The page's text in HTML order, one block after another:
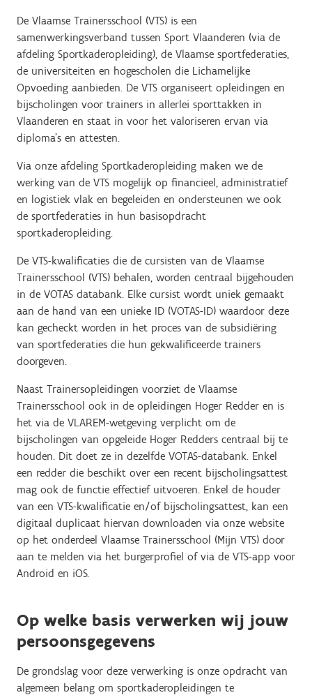
De Vlaamse Trainersschool (VTS) is een
samenwerkingsverband tussen Sport Vlaanderen (via de
afdeling Sportkaderopleiding), de Vlaamse sportfederaties,
de universiteiten en hogescholen die Lichamelijke
Opvoeding aanbieden. De VTS organiseert opleidingen en
bijscholingen voor trainers in allerlei sporttakken in
Vlaanderen en staat in voor het valoriseren ervan via
diploma’s en attesten.
Via onze afdeling Sportkaderopleiding maken we de
werking van de VTS mogelijk op financieel, administratief
en logistiek vlak en begeleiden en ondersteunen we ook
de sportfederaties in hun basisopdracht
sportkaderopleiding.
De VTS-kwalificaties die de cursisten van de Vlaamse
Trainersschool (VTS) behalen, worden centraal bijgehouden
in de VOTAS databank. Elke cursist wordt uniek gemaakt
aan de hand van een unieke ID (VOTAS-ID) waardoor deze
kan gecheckt worden in het proces van de subsidiëring
van sportfederaties die hun gekwalificeerde trainers
doorgeven.
Naast Trainersopleidingen voorziet de Vlaamse
Trainersschool ook in de opleidingen Hoger Redder en is
het via de VLAREM-wetgeving verplicht om de
bijscholingen van opgeleide Hoger Redders centraal bij te
houden. Dit doet ze in dezelfde VOTAS-databank. Enkel
een redder die beschikt over een recent bijscholingsattest
mag ook de functie effectief uitvoeren. Enkel de houder
van een VTS-kwalificatie en/of bijscholingsattest, kan een
digitaal duplicaat hiervan downloaden via onze website
op het onderdeel Vlaamse Trainersschool (Mijn VTS) door
aan te melden via het burgerprofiel of via de VTS-app voor
Android en iOS.
Op welke basis verwerken wij jouw
persoonsgegevens
De grondslag voor deze verwerking is onze opdracht van
algemeen belang om sportkaderopleidingen te